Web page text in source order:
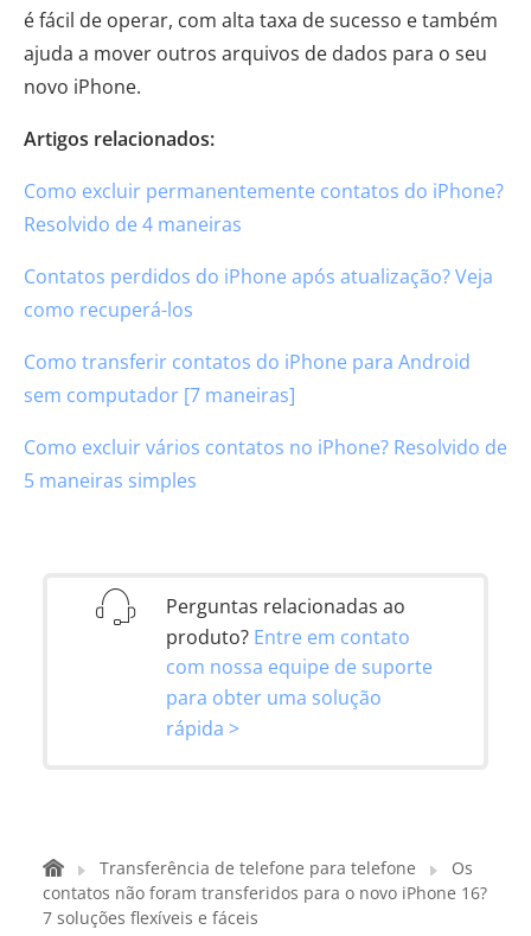
é fácil de operar, com alta taxa de sucesso e também
ajuda a mover outros arquivos de dados para o seu
novo iPhone.
Artigos relacionados:
Como excluir permanentemente contatos do iPhone?
Resolvido de 4 maneiras
Contatos perdidos do iPhone após atualização? Veja
como recuperá-los
Como transferir contatos do iPhone para Android
sem computador [7 maneiras]
Como excluir vários contatos no iPhone? Resolvido de
5 maneiras simples
Perguntas relacionadas ao
produto? Entre em contato
com nossa equipe de suporte
para obter uma solução
rápida >
Transferência de telefone para telefone
Os
contatos não foram transferidos para o novo iPhone 16?
7 soluções flexíveis e fáceis